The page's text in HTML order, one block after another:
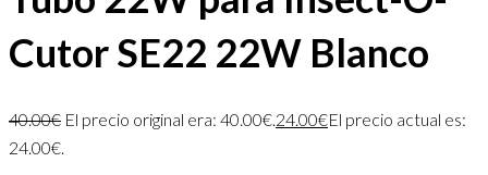
Cutor SE22 22W Blanco
40.00€ El precio original era: 40.00€.24.00€El precio actual es:
24.00€.